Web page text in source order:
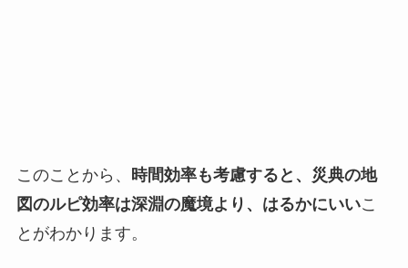
このことから、 時間効率も考慮すると、災典の地
図のルピ効率は深淵の魔境より、はるかにいいこ
とがわかります。